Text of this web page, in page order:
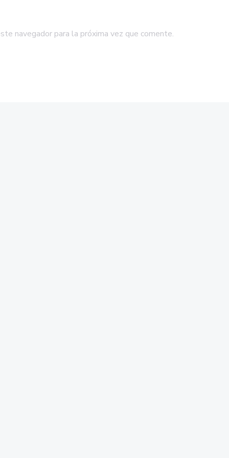
navegador para la próxima vez que comente.